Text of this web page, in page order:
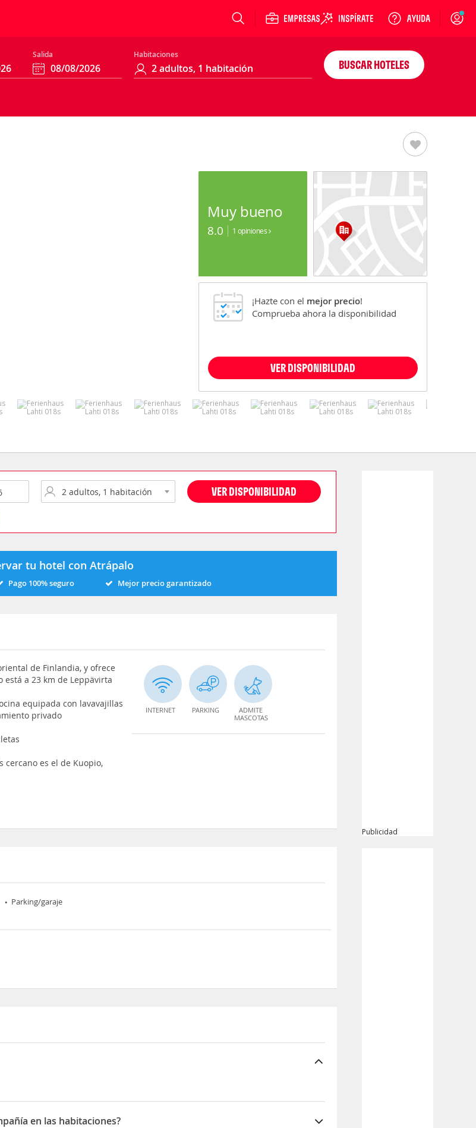
Login
Salida Habitaciones
BUSCAR HOTELES
Muy bueno
8.0 1 opiniones
¡Hazte con el mejor precio!
Comprueba ahora la disponibilidad
VER DISPONIBILIDAD
VER DISPONIBILIDAD
tu hotel con Atrápalo
Pago 100% seguro Mejor precio garantizado
de Finlandia, y ofrece
está a 23 km de Leppävirta
equipada con lavavajillas
privado
cercano es el de Kuopio,
INTERNET PARKING
ADMITE
MASCOTAS
Parking/garaje
en las habitaciones?
Publicidad